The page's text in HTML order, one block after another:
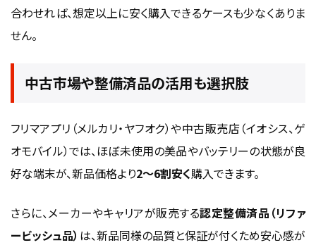
合わせれば、想定以上に安く購入できるケースも少なくありま
せん。
中古市場や整備済品の活用も選択肢
フリマアプリ（メルカリ・ヤフオク）や中古販売店（イオシス、ゲ
オモバイル）では、ほぼ未使用の美品やバッテリーの状態が良
好な端末が、新品価格より2〜6割安く購入できます。
さらに、メーカーやキャリアが販売する認定整備済品（リファ
ービッシュ品） は、新品同様の品質と保証が付くため安心感が